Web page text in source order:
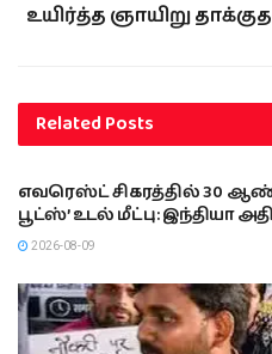
உயிர்த்த ஞாயிறு
RelatedPosts
இந்தியா
எவரெஸ்ட் சிகரத்தில் 30
பூட்ஸ்’ உடல் மீட்பு: இந்தியா
2026-08-09